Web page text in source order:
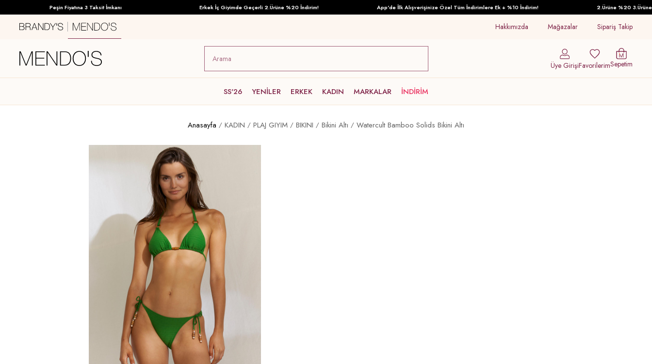
Peşin Fiyatına 3 Taksit İmkanı Erkek İç Giyimde Geçerli 2.Ürüne %20 İndirim! App'de İlk Alışverişinize Özel Tüm İndirimlere Ek + %10 İndirim! 2.Ürüne %20 3.Ürüne
Hakkımızda Mağazalar Sipariş Takip
Üye GirişiFavorilerimSepetim
SS'26 YENİLER ERKEK KADIN MARKALAR İNDİRİM
Anasayfa KADIN PLAJ GIYIM BIKINI Bikini Altı Watercult Bamboo Solids Bikini Altı